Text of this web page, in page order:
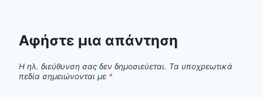
Αφήστε μια απάντηση
Η ηλ. διεύθυνση σας δεν δημοσιεύεται. Τα υποχρεωτικά
πεδία σημειώνονται με *